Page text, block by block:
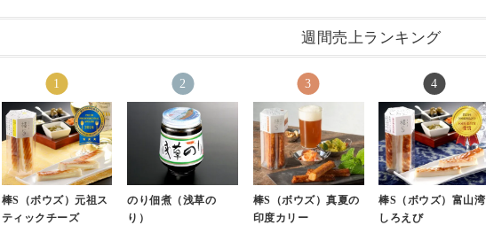
週間売上ランキング
棒S（ボウズ）元祖ス
ティックチーズ
のり佃煮（浅草の
り）
棒S（ボウズ）真夏の
印度カリー
棒S（ボウズ）富山湾
しろえび